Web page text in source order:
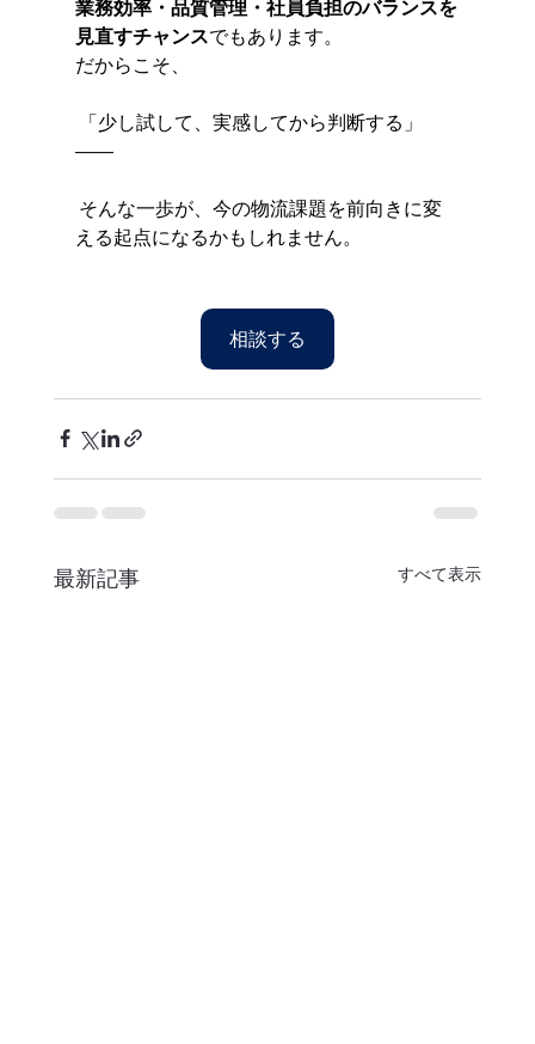
業務効率・品質管理・社員負担のバランスを
見直すチャンスでもあります。
だからこそ、
「少し試して、実感してから判断する」
――
そんな一歩が、今の物流課題を前向きに変
える起点になるかもしれません。
相談する
最新記事 すべて表示